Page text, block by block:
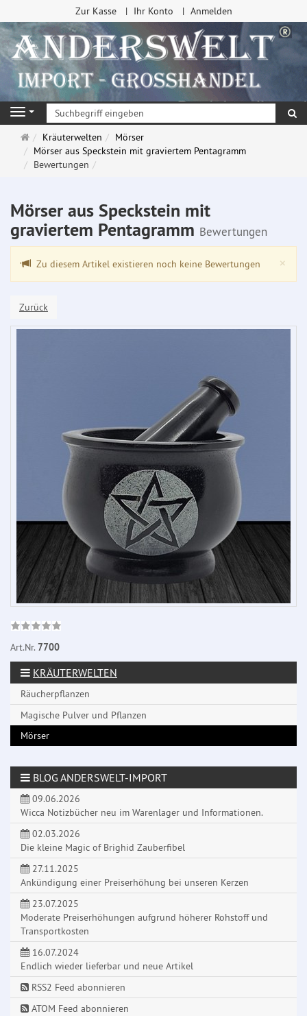
Zur Kasse Ihr Konto Anmelden
Navigation
Startseite
Kräuterwelten
Mörser
Mörser aus Speckstein mit graviertem Pentagramm
Bewertungen
Mörser aus Speckstein mit
graviertem Pentagramm Bewertungen
×
Zu diesem Artikel existieren noch keine Bewertungen
Zurück
Art.Nr.7700
KRÄUTERWELTEN
Räucherpflanzen
Magische Pulver und Pflanzen
Mörser
BLOG ANDERSWELT-IMPORT
09.06.2026
Wicca Notizbücher neu im Warenlager und Informationen.
02.03.2026
Die kleine Magic of Brighid Zauberfibel
27.11.2025
Ankündigung einer Preiserhöhung bei unseren Kerzen
23.07.2025
Moderate Preiserhöhungen aufgrund höherer Rohstoff und
Transportkosten
16.07.2024
Endlich wieder lieferbar und neue Artikel
RSS2 Feed abonnieren
ATOM Feed abonnieren